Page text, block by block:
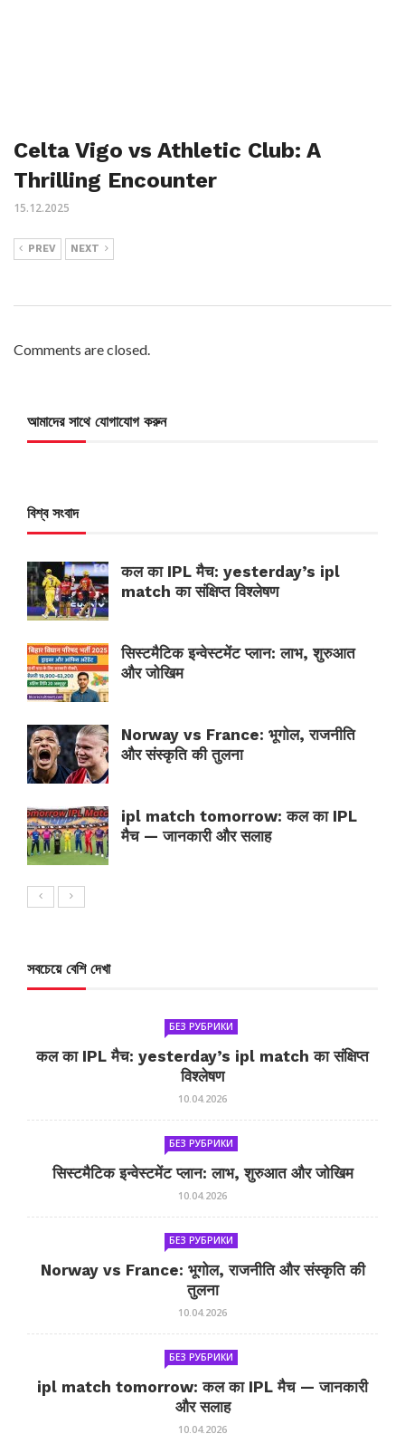
Celta Vigo vs Athletic Club: A
Thrilling Encounter
15.12.2025
PREV NEXT
Comments are closed.
আমাদের সাথে যোগাযোগ করুন
বিশ্ব সংবাদ
कल का IPL मैच: yesterday’s ipl
match का संक्षिप्त विश्लेषण
सिस्टमैटिक इन्वेस्टमेंट प्लान: लाभ, शुरुआत
और जोखिम
Norway vs France: भूगोल, राजनीति
और संस्कृति की तुलना
ipl match tomorrow: कल का IPL
मैच — जानकारी और सलाह
সবচেয়ে বেশি দেখা
БЕЗ РУБРИКИ
कल का IPL मैच: yesterday’s ipl match का संक्षिप्त
विश्लेषण
10.04.2026
БЕЗ РУБРИКИ
सिस्टमैटिक इन्वेस्टमेंट प्लान: लाभ, शुरुआत और जोखिम
10.04.2026
БЕЗ РУБРИКИ
Norway vs France: भूगोल, राजनीति और संस्कृति की
तुलना
10.04.2026
БЕЗ РУБРИКИ
ipl match tomorrow: कल का IPL मैच — जानकारी
और सलाह
10.04.2026